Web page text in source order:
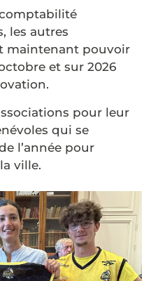
les autres
maintenant pouvoir
et sur 2026
pour leur
qui se
l’année pour
ville.